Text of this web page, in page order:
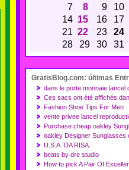
7
8 9 10
14 15 16 17
21 22 23 24
28
29 30 31
GratisBlog.com: últimas
dans le porte monnaie lancel
Ces sacs ont été affichés
Fashion Shoe Tips For Men
vente privee lancel
Purchase cheap oakley
oakley Designer Sunglasses
U.S.A. DA RISA.
beats by dre studio
How to pick A Pair Of